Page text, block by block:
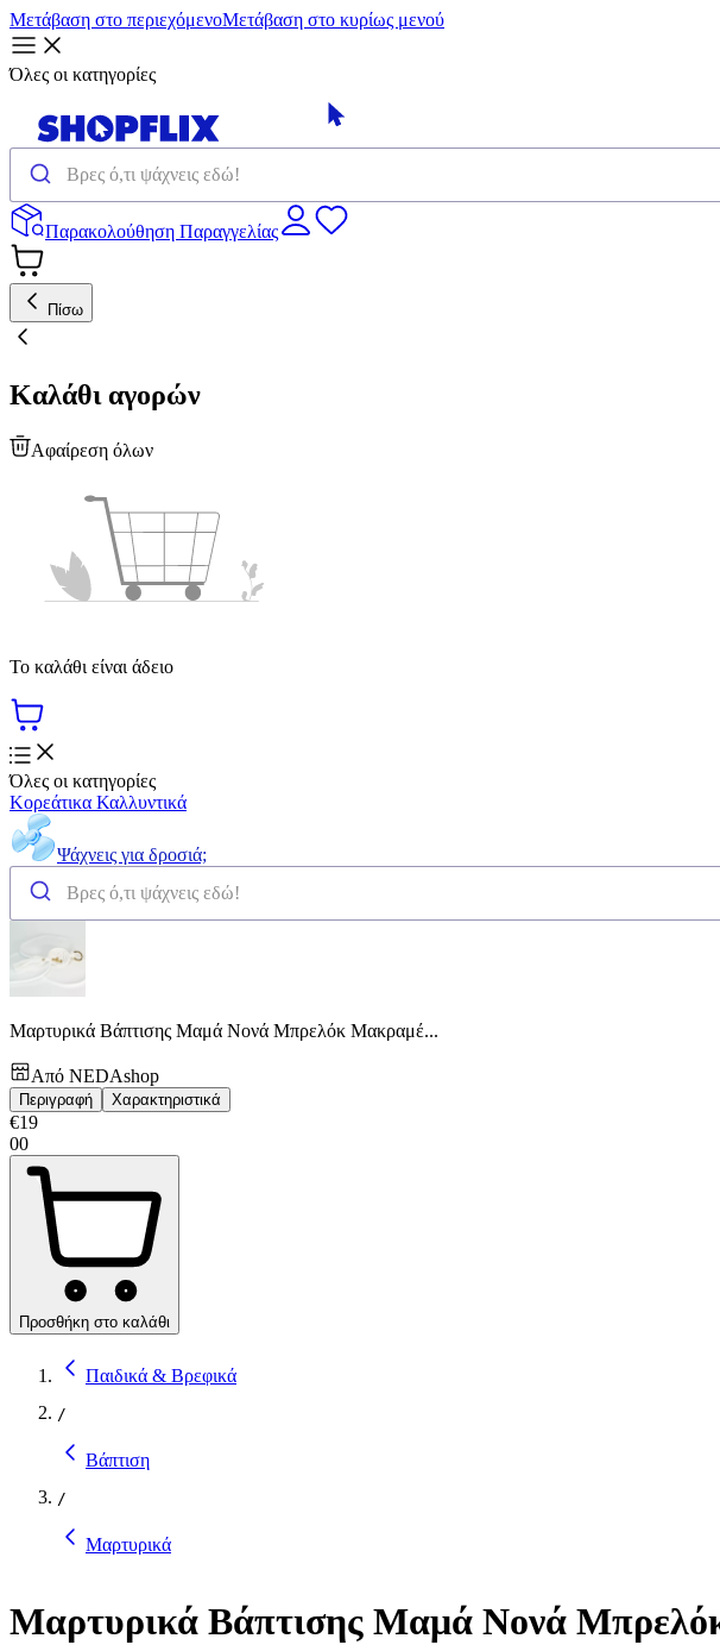
Μετάβαση στο περιεχόμενοΜετάβαση στο κυρίως μενού
Όλες οι κατηγορίες
Παρακολούθηση Παραγγελίας
Πίσω
Καλάθι αγορών
Αφαίρεση όλων
Το καλάθι είναι άδειο
Όλες οι κατηγορίες
Κορεάτικα Καλλυντικά
Ψάχνεις για δροσιά;
Μαρτυρικά Βάπτισης Μαμά Νονά Μπρελόκ Μακραμέ...
Από NEDAshop
Περιγραφή Χαρακτηριστικά
€19
00
Προσθήκη στο καλάθι
Παιδικά & Βρεφικά
/
Βάπτιση
/
Μαρτυρικά
Μαρτυρικά Βάπτισης Μαμά Νονά